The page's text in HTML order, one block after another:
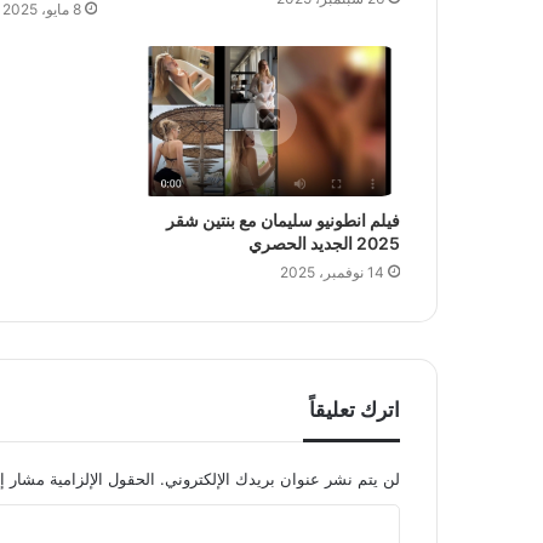
8 مايو، 2025
فيلم انطونيو سليمان مع بنتين شقر
2025 الجديد الحصري
14 نوفمبر، 2025
اترك تعليقاً
لن يتم نشر عنوان بريدك الإلكتروني. الحقول الإلزامية مشار